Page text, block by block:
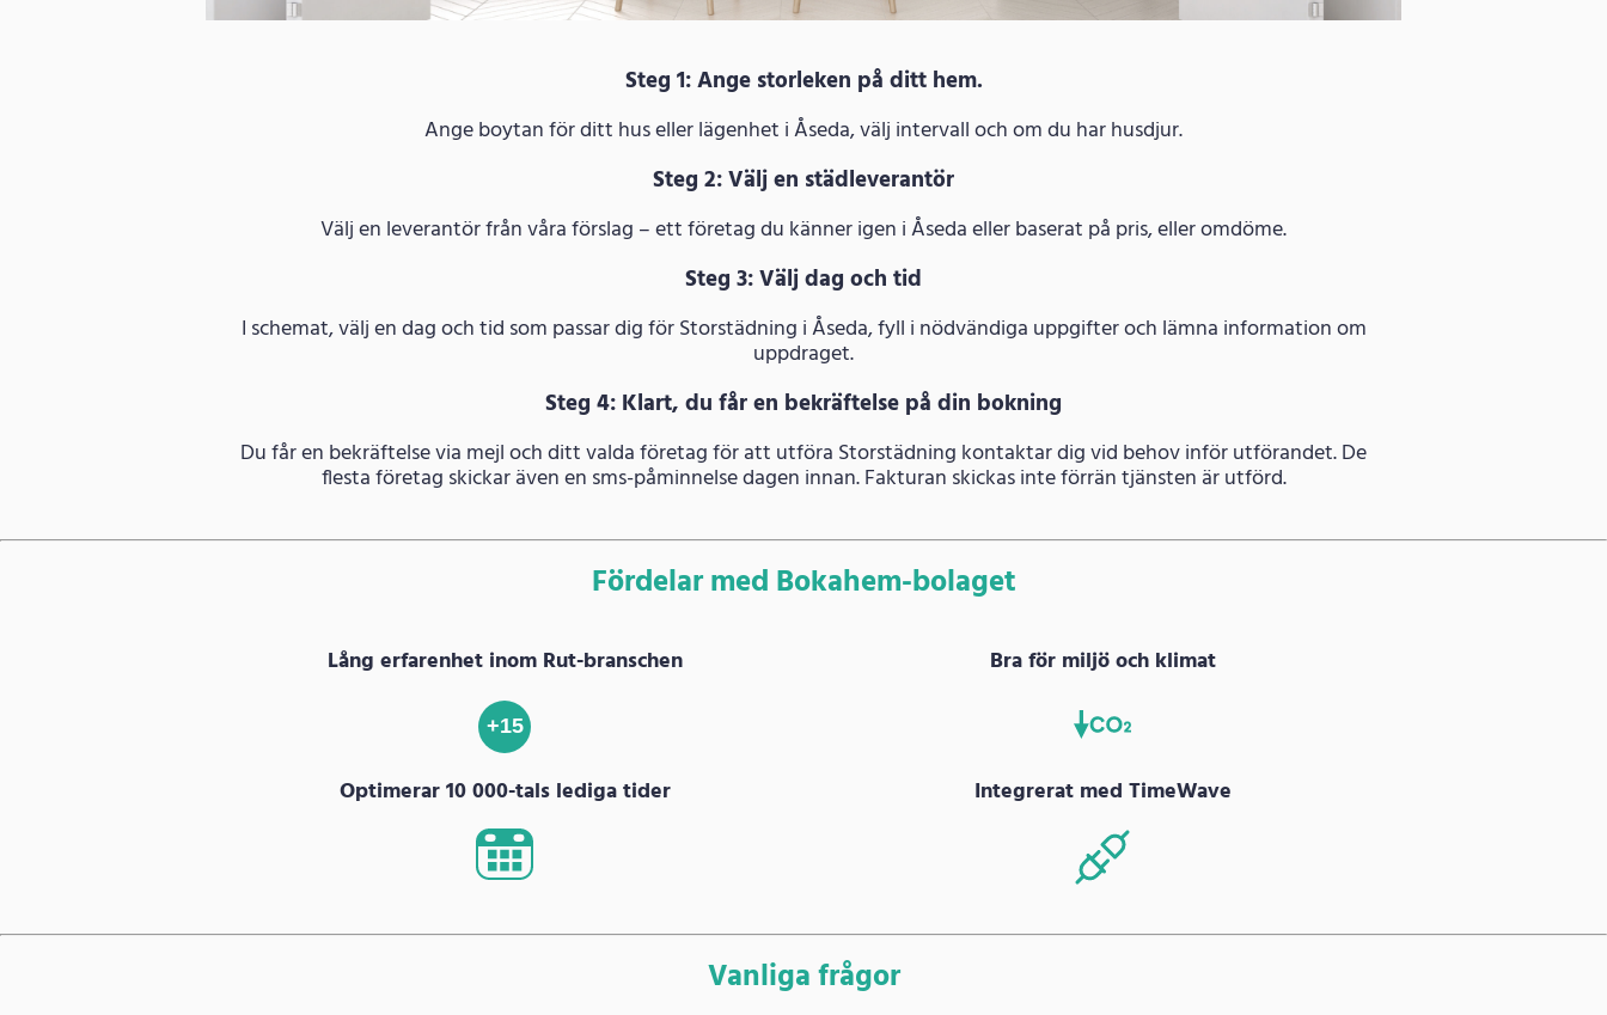
Steg 1: Ange storleken på ditt hem.
Ange boytan för ditt hus eller lägenhet i Åseda, välj intervall och om du har husdjur.
Steg 2: Välj en städleverantör
Välj en leverantör från våra förslag – ett företag du känner igen i Åseda eller baserat på pris, eller omdöme.
Steg 3: Välj dag och tid
I schemat, välj en dag och tid som passar dig för Storstädning i Åseda, fyll i nödvändiga uppgifter och lämna information om
uppdraget.
Steg 4: Klart, du får en bekräftelse på din bokning
Du får en bekräftelse via mejl och ditt valda företag för att utföra Storstädning kontaktar dig vid behov inför utförandet. De
flesta företag skickar även en sms-påminnelse dagen innan. Fakturan skickas inte förrän tjänsten är utförd.
Fördelar med Bokahem-bolaget
Lång erfarenhet inom Rut-branschen
+15
Bra för miljö och klimat
Optimerar 10 000-tals lediga tider Integrerat med TimeWave
Vanliga frågor